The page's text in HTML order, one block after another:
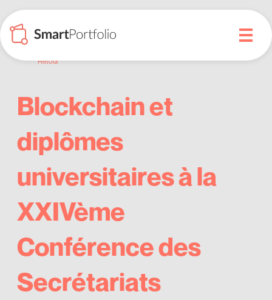
Retour
Blockchain et
diplômes
universitaires à la
XXIVème
Conférence des
Secrétariats